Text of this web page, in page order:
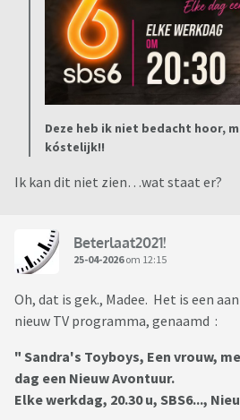
Deze heb ik niet bedacht hoor,
kóstelijk!!
Ik kan dit niet zien…wat staat er?
Beterlaat2021!
25-04-2026om 12:15
Oh, dat is gek., Madee. Het is een
nieuw TV programma, genaamd :
" Sandra's Toyboys, Een vrouw,
dag een Nieuw Avontuur.
Elke werkdag, 20.30 u, SBS6...,